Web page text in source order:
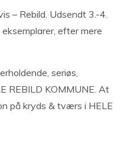
– Rebild. Udsendt 3.-4.
efter mere
seriøs,
REBILD KOMMUNE. At
på kryds & tværs i HELE